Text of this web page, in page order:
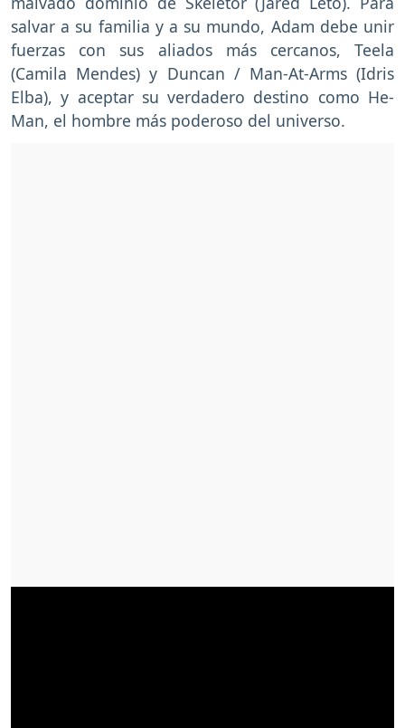
salvar a su familia y a su mundo, Adam debe unir
fuerzas con sus aliados más cercanos, Teela
(Camila Mendes) y Duncan / Man-At-Arms (Idris
Elba), y aceptar su verdadero destino como He-
Man, el hombre más poderoso del universo.